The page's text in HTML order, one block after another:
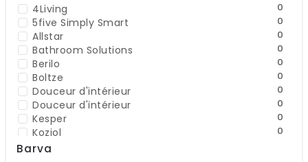
4Living 0
5five Simply Smart 0
Allstar 0
Bathroom Solutions 0
Berilo 0
Boltze 0
Douceur d'intérieur 0
Douceur d'intérieur 0
Kesper 0
Koziol 0
Tendance
Barva